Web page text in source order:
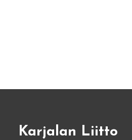
Karjalan Liitto